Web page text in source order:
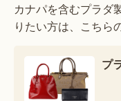
カナパを含むプラダ
りたい方は、こちら
プ